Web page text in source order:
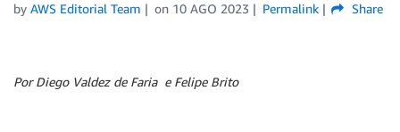
by AWS Editorial Team on 10 AGO 2023 Permalink Share
Por Diego Valdez de Faria e Felipe Brito